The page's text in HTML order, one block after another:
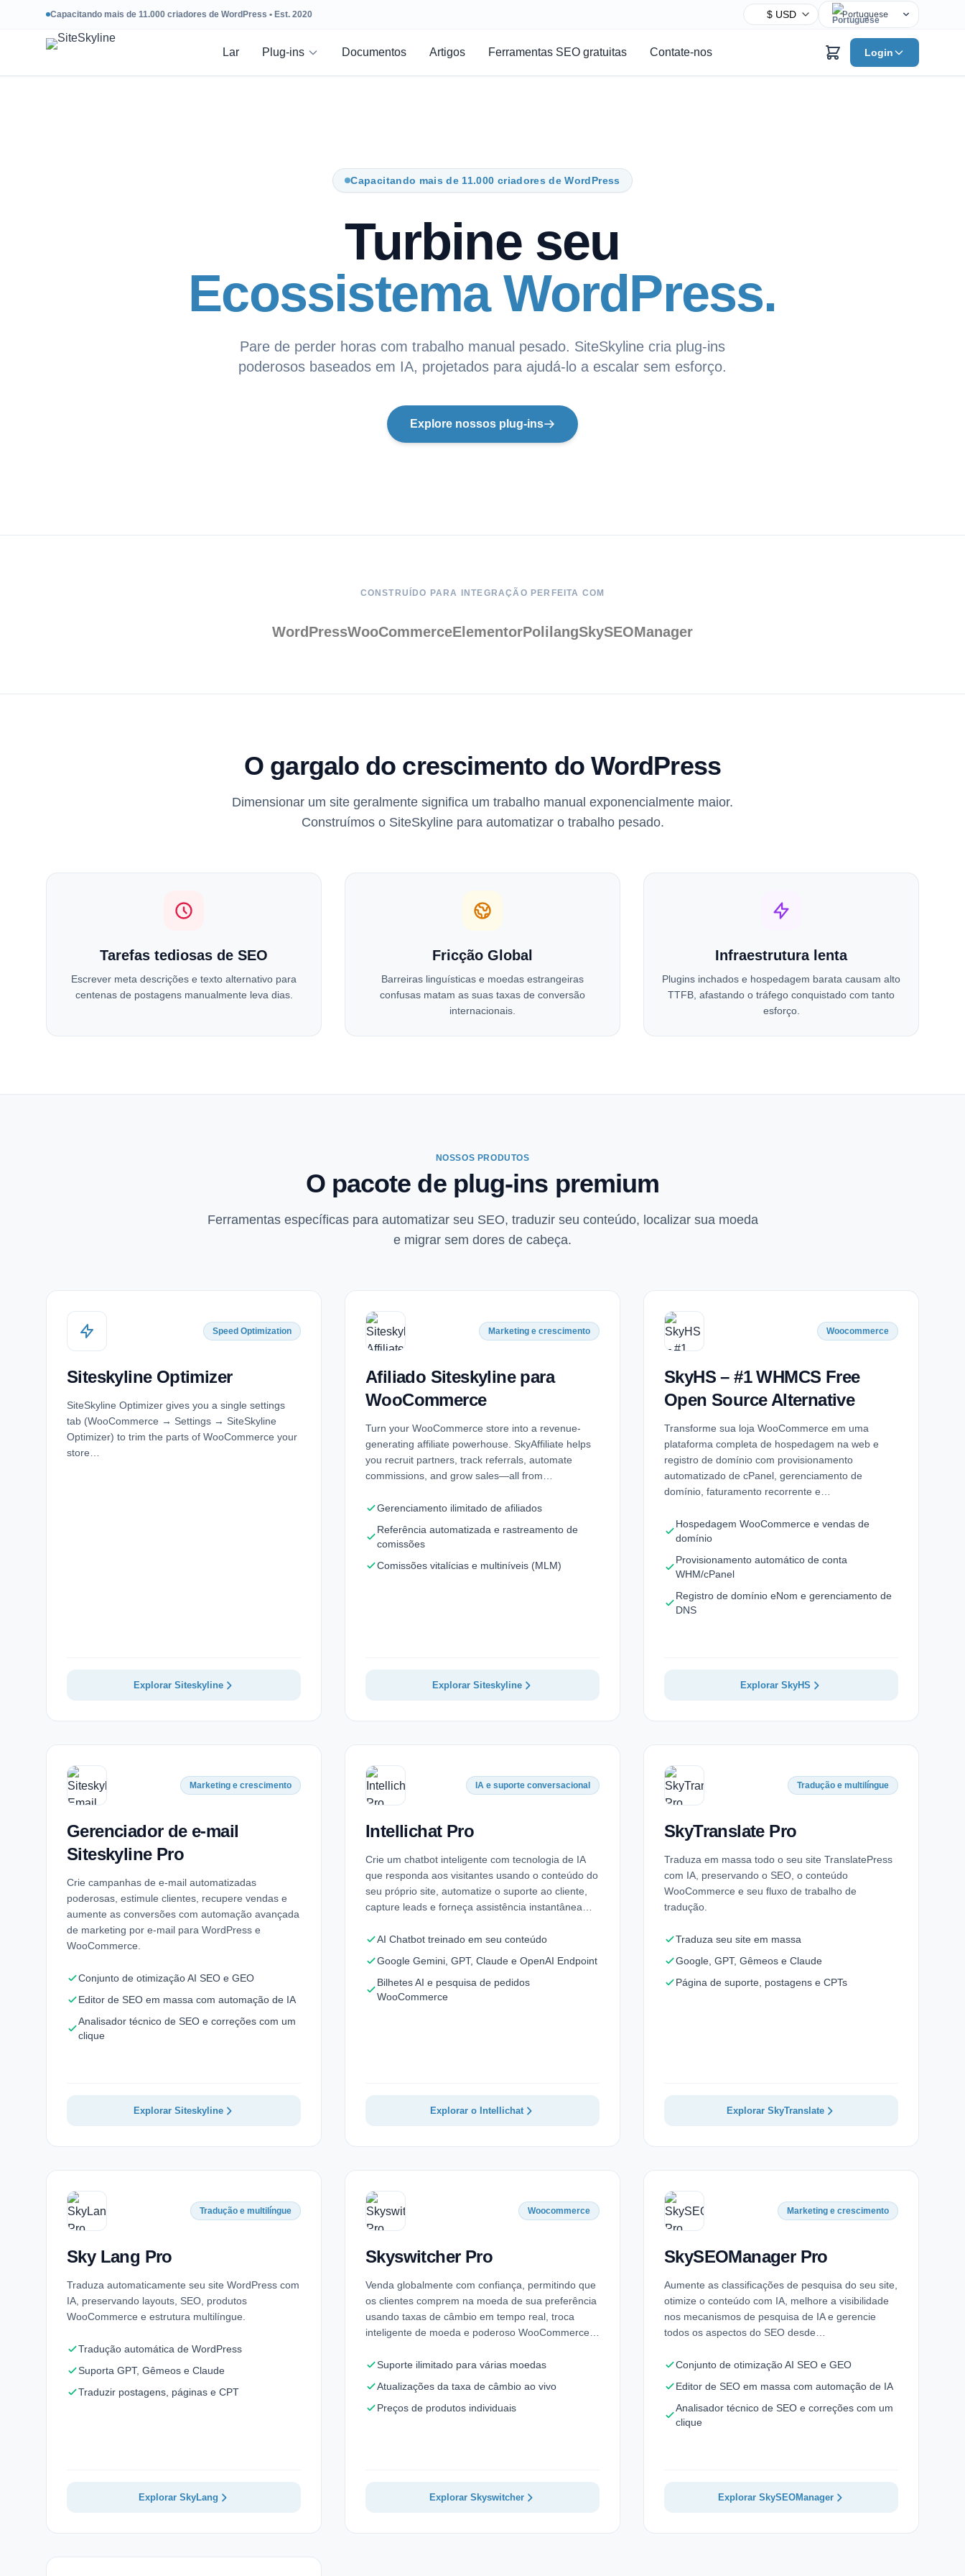
Capacitando mais de 11.000 criadores de WordPress • Est. 2020 Portuguese
English
Chinese
Lar Plug-ins Documentos Artigos Ferramentas SEO gratuitas Contate-nos Login
Capacitando mais de 11.000 criadores de WordPress
Turbine seu
Ecossistema WordPress.
Pare de perder horas com trabalho manual pesado. SiteSkyline cria plug-ins
poderosos baseados em IA, projetados para ajudá-lo a escalar sem esforço.
Explore nossos plug-ins
CONSTRUÍDO PARA INTEGRAÇÃO PERFEITA COM
WordPressWooCommerceElementorPolilangSkySEOManager
O gargalo do crescimento do WordPress
Dimensionar um site geralmente significa um trabalho manual exponencialmente maior.
Construímos o SiteSkyline para automatizar o trabalho pesado.
Tarefas tediosas de SEO
Escrever meta descrições e texto alternativo para
centenas de postagens manualmente leva dias.
Fricção Global
Barreiras linguísticas e moedas estrangeiras
confusas matam as suas taxas de conversão
internacionais.
Infraestrutura lenta
Plugins inchados e hospedagem barata causam alto
TTFB, afastando o tráfego conquistado com tanto
esforço.
NOSSOS PRODUTOS
O pacote de plug-ins premium
Ferramentas específicas para automatizar seu SEO, traduzir seu conteúdo, localizar sua moeda
e migrar sem dores de cabeça.
Speed Optimization
Siteskyline Optimizer
SiteSkyline Optimizer gives you a single settings
tab (WooCommerce → Settings → SiteSkyline
Optimizer) to trim the parts of WooCommerce your
store…
Explorar Siteskyline
Marketing e crescimento
Afiliado Siteskyline para
WooCommerce
Turn your WooCommerce store into a revenue-
generating affiliate powerhouse. SkyAffiliate helps
you recruit partners, track referrals, automate
commissions, and grow sales—all from…
Gerenciamento ilimitado de afiliados
Referência automatizada e rastreamento de
comissões
Comissões vitalícias e multiníveis (MLM)
Explorar Siteskyline
Woocommerce
SkyHS – #1 WHMCS Free
Open Source Alternative
Transforme sua loja WooCommerce em uma
plataforma completa de hospedagem na web e
registro de domínio com provisionamento
automatizado de cPanel, gerenciamento de
domínio, faturamento recorrente e…
Hospedagem WooCommerce e vendas de
domínio
Provisionamento automático de conta
WHM/cPanel
Registro de domínio eNom e gerenciamento de
DNS
Explorar SkyHS
Marketing e crescimento
Gerenciador de e-mail
Siteskyline Pro
Crie campanhas de e-mail automatizadas
poderosas, estimule clientes, recupere vendas e
aumente as conversões com automação avançada
de marketing por e-mail para WordPress e
WooCommerce.
Conjunto de otimização AI SEO e GEO
Editor de SEO em massa com automação de IA
Analisador técnico de SEO e correções com um
clique
Explorar Siteskyline
IA e suporte conversacional
Intellichat Pro
Crie um chatbot inteligente com tecnologia de IA
que responda aos visitantes usando o conteúdo do
seu próprio site, automatize o suporte ao cliente,
capture leads e forneça assistência instantânea…
AI Chatbot treinado em seu conteúdo
Google Gemini, GPT, Claude e OpenAI Endpoint
Bilhetes AI e pesquisa de pedidos
WooCommerce
Explorar o Intellichat
Tradução e multilíngue
SkyTranslate Pro
Traduza em massa todo o seu site TranslatePress
com IA, preservando o SEO, o conteúdo
WooCommerce e seu fluxo de trabalho de
tradução.
Traduza seu site em massa
Google, GPT, Gêmeos e Claude
Página de suporte, postagens e CPTs
Explorar SkyTranslate
Tradução e multilíngue
Sky Lang Pro
Traduza automaticamente seu site WordPress com
IA, preservando layouts, SEO, produtos
WooCommerce e estrutura multilíngue.
Tradução automática de WordPress
Suporta GPT, Gêmeos e Claude
Traduzir postagens, páginas e CPT
Explorar SkyLang
Woocommerce
Skyswitcher Pro
Venda globalmente com confiança, permitindo que
os clientes comprem na moeda de sua preferência
usando taxas de câmbio em tempo real, troca
inteligente de moeda e poderoso WooCommerce…
Suporte ilimitado para várias moedas
Atualizações da taxa de câmbio ao vivo
Preços de produtos individuais
Explorar Skyswitcher
Marketing e crescimento
SkySEOManager Pro
Aumente as classificações de pesquisa do seu site,
otimize o conteúdo com IA, melhore a visibilidade
nos mecanismos de pesquisa de IA e gerencie
todos os aspectos do SEO desde…
Conjunto de otimização AI SEO e GEO
Editor de SEO em massa com automação de IA
Analisador técnico de SEO e correções com um
clique
Explorar SkySEOManager